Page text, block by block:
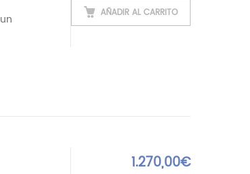
AÑADIR AL CARRITO
1.270,00€